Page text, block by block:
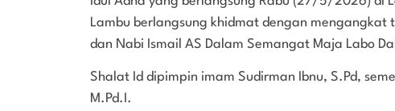
Lambu berlangsung khidmat dengan mengangkat
dan Nabi Ismail AS Dalam Semangat Maja Labo
Shalat Id dipimpin imam Sudirman Ibnu, S.Pd,
M.Pd.I.